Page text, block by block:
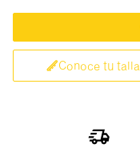
Conoce tu talla